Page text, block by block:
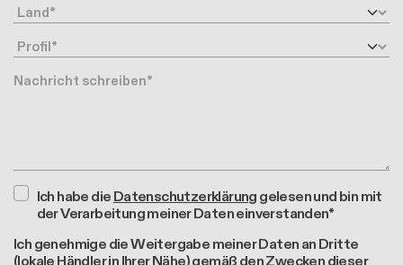
(lokale Händler in Ihrer Nähe) gemäß den Zwecken dieser
Anfrage *
Ja
Nein
Ich möchte dem Club beitreten und Updates erhalten